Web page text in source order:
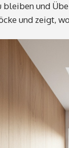
bleiben und
und zeigt,